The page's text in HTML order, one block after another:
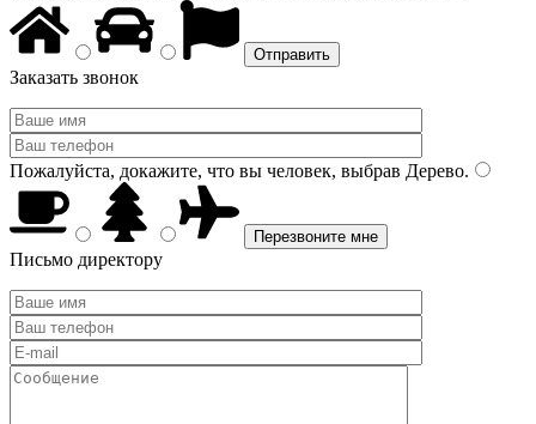
Заказать звонок
Пожалуйста, докажите, что вы человек, выбрав Дерево.
Письмо директору